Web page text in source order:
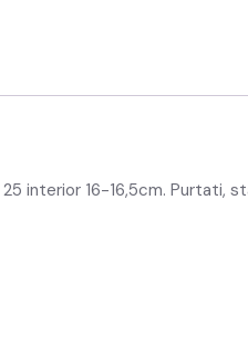
interior 16-16,5cm. Purtati,